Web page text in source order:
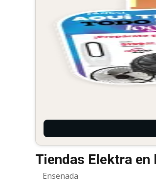
Tiendas Elektra en
Ensenada